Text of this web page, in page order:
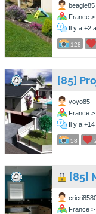
beagle85
France
Il y a +2
128
[85]
yoyo85
France >
Il y a
58
[85]
France